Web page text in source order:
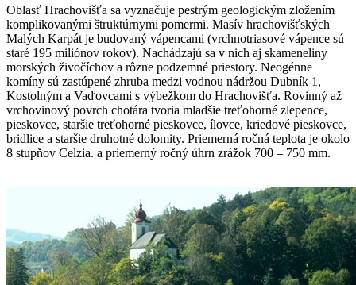
Oblasť Hrachovišťa sa vyznačuje pestrým geologickým zložením
komplikovanými štruktúrnymi pomermi. Masív hrachovišťských
Malých Karpát je budovaný vápencami (vrchnotriasové vápence sú
staré 195 miliónov rokov). Nachádzajú sa v nich aj skameneliny
morských živočíchov a rôzne podzemné priestory. Neogénne
komíny sú zastúpené zhruba medzi vodnou nádržou Dubník 1,
Kostolným a Vaďovcami s výbežkom do Hrachovišťa. Rovinný až
vrchovinový povrch chotára tvoria mladšie treťohorné zlepence,
pieskovce, staršie treťohorné pieskovce, ílovce, kriedové pieskovce,
bridlice a staršie druhotné dolomity. Priemerná ročná teplota je okolo
8 stupňov Celzia. a priemerný ročný úhrn zrážok 700 – 750 mm.